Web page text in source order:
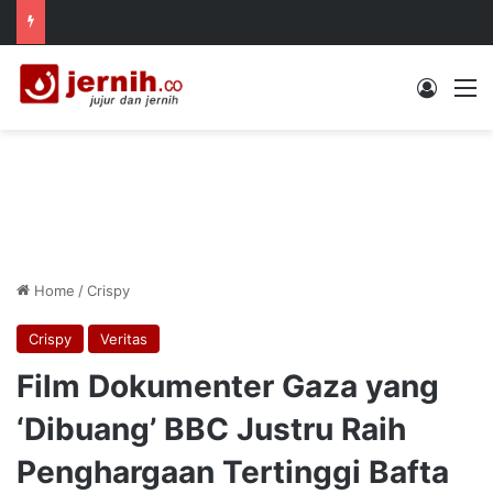
Log In
Home /Crispy
Crispy Veritas
Film Dokumenter Gaza yang
‘Dibuang’ BBC Justru Raih
Penghargaan Tertinggi Bafta